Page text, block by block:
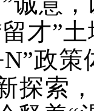
才”
政
探索